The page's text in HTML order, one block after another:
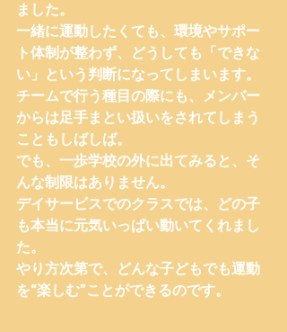
ました。
一緒に運動したくても、環境やサポー
ト体制が整わず、どうしても「できな
い」という判断になってしまいます。
チームで行う種目の際にも、メンバー
からは足手まとい扱いをされてしまう
こともしばしば。
でも、一歩学校の外に出てみると、そ
んな制限はありません。
デイサービスでのクラスでは、どの子
も本当に元気いっぱい動いてくれまし
た。
やり方次第で、どんな子どもでも運動
を“楽しむ”ことができるのです。